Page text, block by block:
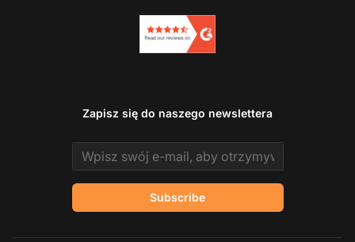
Zapisz się do naszego newslettera
Email address
Subscribe